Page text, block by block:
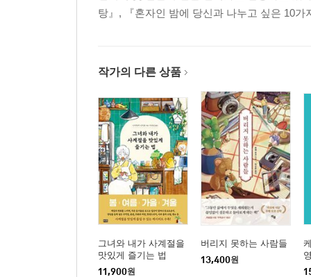
탕』, 『혼자인 밤에 당신과 나누고 싶은 10
작가의 다른 상품
그녀와 내가 사계절을
맛있게 즐기는 법
11,900원
버리지 못하는 사람들
13,400원